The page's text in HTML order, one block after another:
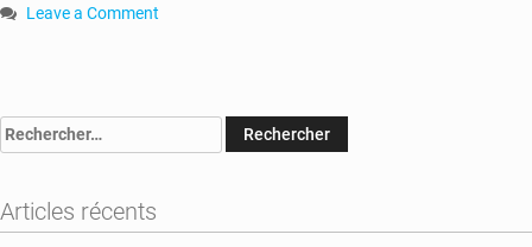
Leave a Comment
le
de
la
Rechercher :
Articles récents